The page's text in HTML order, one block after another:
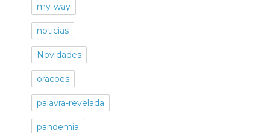
my-way
noticias
Novidades
oracoes
palavra-revelada
pandemia